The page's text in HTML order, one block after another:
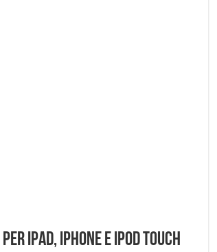
iPad, iPhone e iPod Touch